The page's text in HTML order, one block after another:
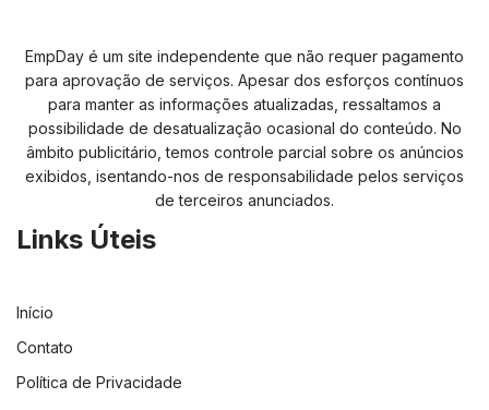
EmpDay é um site independente que não requer pagamento
para aprovação de serviços. Apesar dos esforços contínuos
para manter as informações atualizadas, ressaltamos a
possibilidade de desatualização ocasional do conteúdo. No
âmbito publicitário, temos controle parcial sobre os anúncios
exibidos, isentando-nos de responsabilidade pelos serviços
de terceiros anunciados.
Links Úteis
Início
Contato
Política de Privacidade